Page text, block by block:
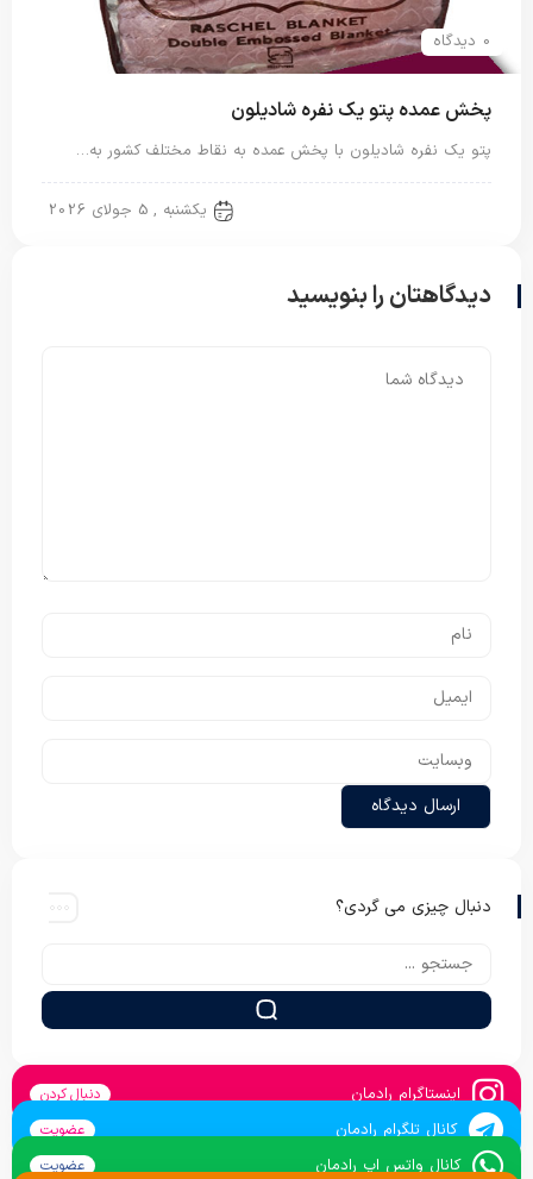
0 دیدگاه
پخش عمده پتو یک نفره شادیلون
پتو یک نفره شادیلون با پخش عمده به نقاط مختلف کشور به…
یکشنبه , 5 جولای 2026
دیدگاهتان را بنویسید
دنبال چیزی می گردی؟
اینستاگرام رادمان دنبال کردن
کانال تلگرام رادمان عضویت
کانال واتس اپ رادمان عضویت